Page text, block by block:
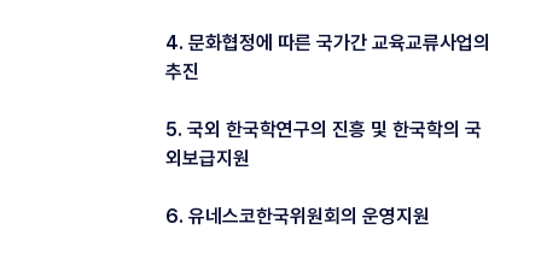
4. 문화협정에 따른 국가간 교육교류사업의
추진
5. 국외 한국학연구의 진흥 및 한국학의 국
외보급지원
6. 유네스코한국위원회의 운영지원